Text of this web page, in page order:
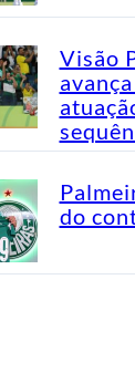
Visão
do